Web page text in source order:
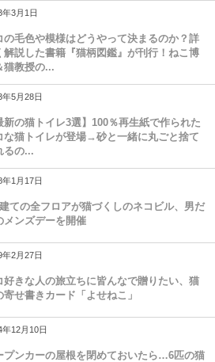
年3月1日
の毛色や模様はどうやって決まるのか？詳
解説した書籍『猫柄図鑑』が刊行！ねこ博
猫教授の...
年5月28日
新の猫トイレ3選】100％再生紙で作られた
な猫トイレが登場→砂と一緒に丸ごと捨て
るの...
年1月17日
ての全フロアが猫づくしのネコビル、男だ
メンズデーを開催
年2月27日
好きな人の旅立ちに皆んなで贈りたい、猫
寄せ書きカード「よせねこ」
年12月10日
プンカーの屋根を閉めておいたら…6匹の猫